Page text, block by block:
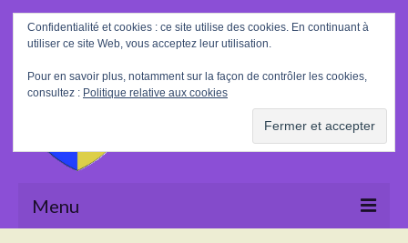
Rechercher
:
Menu
Confidentialité et cookies : ce site utilise des cookies. En continuant à
utiliser ce site Web, vous acceptez leur utilisation.
Pour en savoir plus, notamment sur la façon de contrôler les cookies,
consultez : Politique relative aux cookies